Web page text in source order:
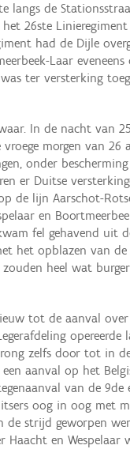
langs de
26ste
had de Dijle
Laar
ter versterking
In de nacht van
morgen van 26
onder
er Duitse
de lijn Aarschot-
en
fel gehavend uit
het opblazen van de
heel wat
tot de aanval
opereerde
zelfs door tot in
aanval op het
van de 9de
oog in oog met
strijd geworpen
en Wespelaar